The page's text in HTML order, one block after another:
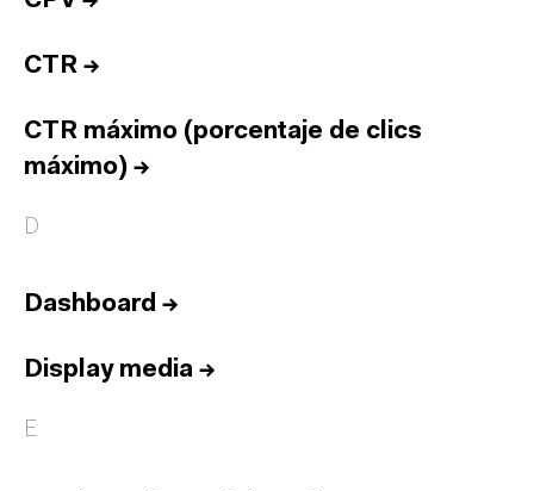
CTR →
CTR máximo (porcentaje de clics
máximo) →
D
Dashboard →
Display media →
E